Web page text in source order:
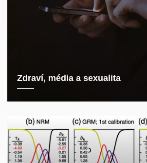
Zdraví, média a sexualita